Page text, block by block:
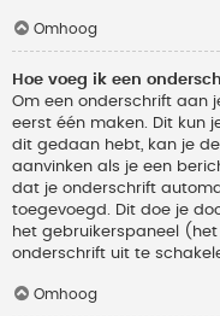
Omhoog
Hoe voeg ik een
Om een onderschrift aan
eerst één maken. Dit kun
dit gedaan hebt, kan je
aanvinken als je een
dat je onderschrift
toegevoegd. Dit doe je
het gebruikerspaneel
onderschrift uit te
Omhoog